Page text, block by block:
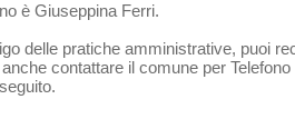
è Giuseppina Ferri.
delle pratiche amministrative, puoi
contattare il comune per